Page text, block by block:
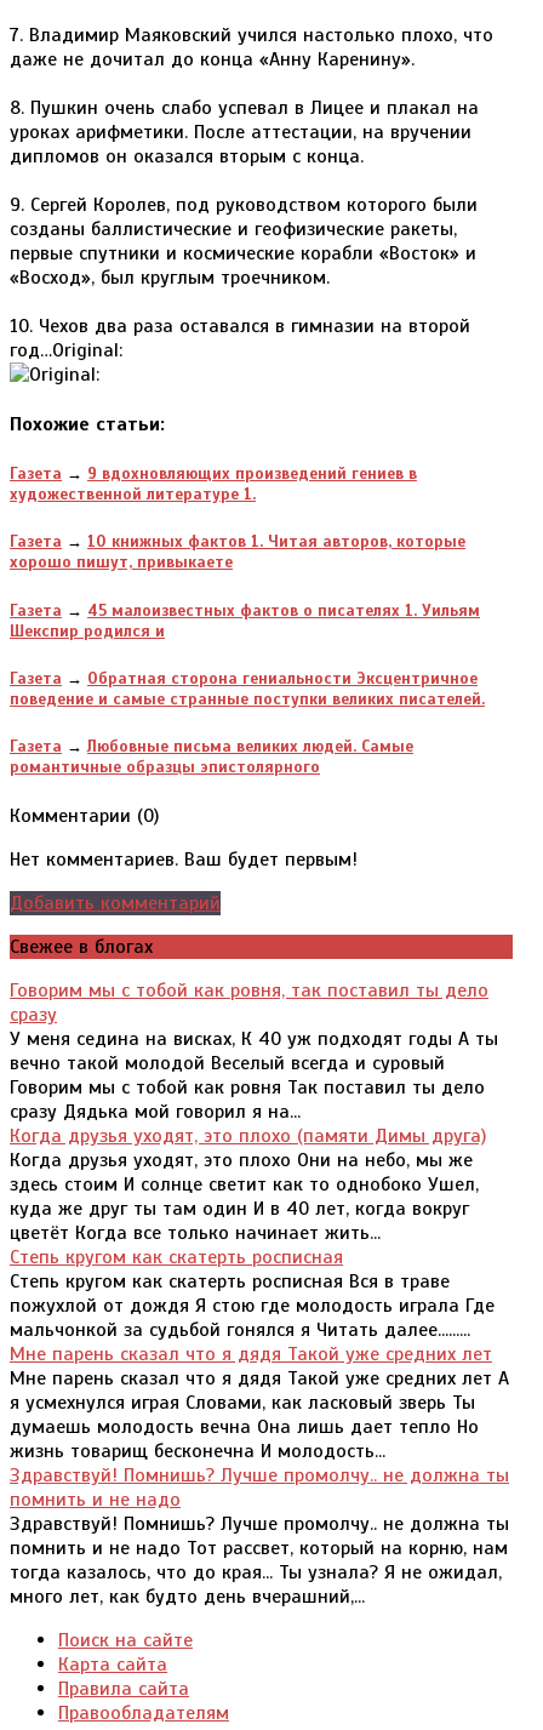
7. Владимир Маяковский учился настолько плохо, что
даже не дочитал до конца «Анну Каренину».
8. Пушкин очень слабо успевал в Лицее и плакал на
уроках арифметики. После аттестации, на вручении
дипломов он оказался вторым с конца.
9. Сергей Королев, под руководством которого были
созданы баллистические и геофизические ракеты,
первые спутники и космические корабли «Восток» и
«Восход», был круглым троечником.
10. Чехов два раза оставался в гимназии на второй
год…Original:
Похожие статьи:
Газета → 9 вдохновляющих произведений гениев в
художественной литературе 1.
Газета → 10 книжных фактов 1. Читая авторов, которые
хорошо пишут, привыкаете
Газета → 45 малоизвестных фактов о писателях 1. Уильям
Шекспир родился и
Газета → Обратная сторона гениальности Эксцентричное
поведение и самые странные поступки великих писателей.
Газета →Любовные письма великих людей. Cамые
романтичные образцы эпистолярного
Комментарии (0)
Нет комментариев. Ваш будет первым!
Добавить комментарий
Свежее в блогах
Говорим мы с тобой как ровня, так поставил ты дело
сразу
У меня седина на висках, К 40 уж подходят годы А ты
вечно такой молодой Веселый всегда и суровый
Говорим мы с тобой как ровня Так поставил ты дело
сразу Дядька мой говорил я на...
Когда друзья уходят, это плохо (памяти Димы друга)
Когда друзья уходят, это плохо Они на небо, мы же
здесь стоим И солнце светит как то однобоко Ушел,
куда же друг ты там один И в 40 лет, когда вокруг
цветёт Когда все только начинает жить...
Степь кругом как скатерть росписная
Степь кругом как скатерть росписная Вся в траве
пожухлой от дождя Я стою где молодость играла Где
мальчонкой за судьбой гонялся я Читать далее.........
Мне парень сказал что я дядя Такой уже средних лет
Мне парень сказал что я дядя Такой уже средних лет А
я усмехнулся играя Словами, как ласковый зверь Ты
думаешь молодость вечна Она лишь дает тепло Но
жизнь товарищ бесконечна И молодость...
Здравствуй! Помнишь? Лучше промолчу.. не должна ты
помнить и не надо
Здравствуй! Помнишь? Лучше промолчу.. не должна ты
помнить и не надо Тот рассвет, который на корню, нам
тогда казалось, что до края... Ты узнала? Я не ожидал,
много лет, как будто день вчерашний,...
Поиск на сайте
Карта сайта
Правила сайта
Правообладателям